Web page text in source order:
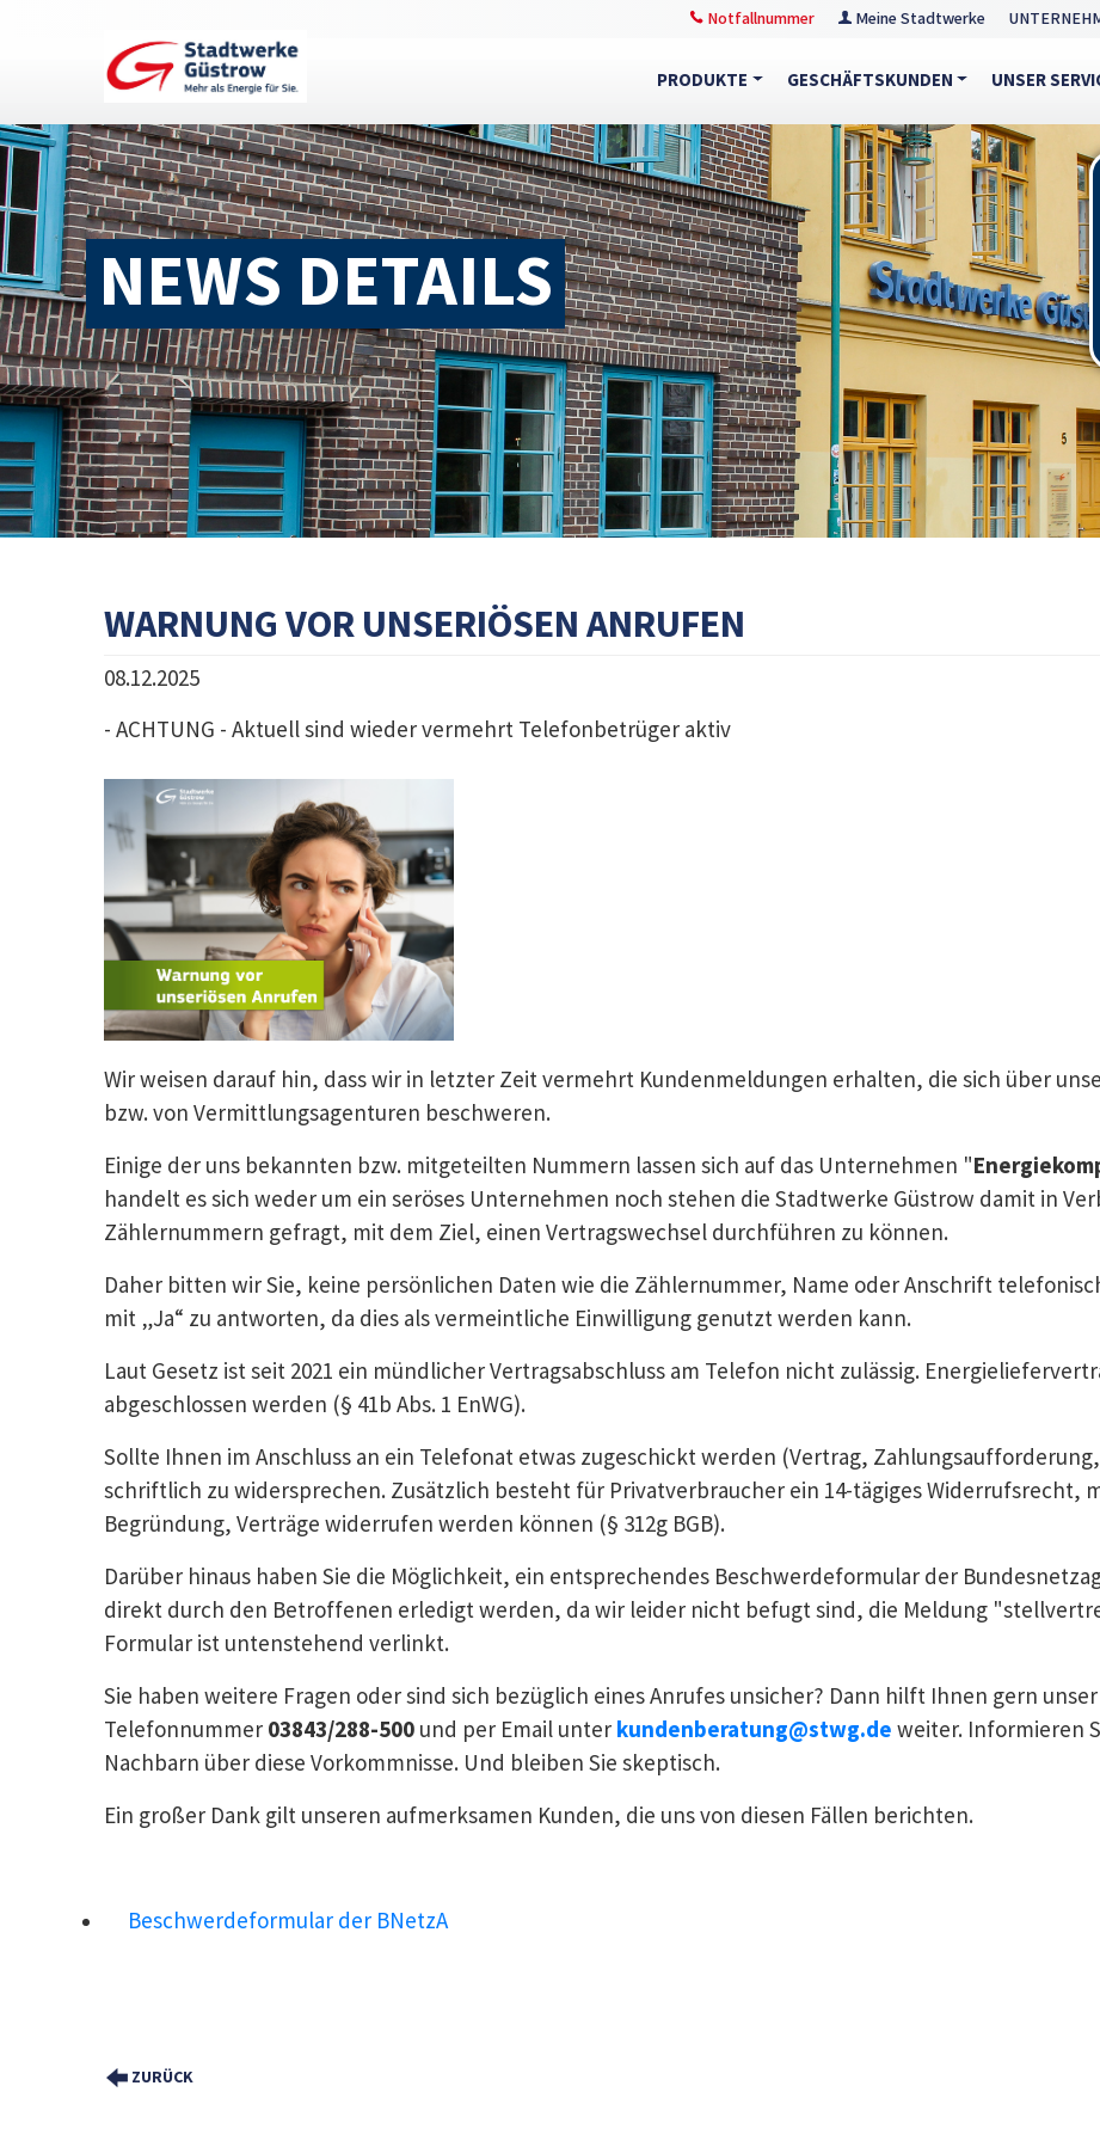
Notfallnummer Meine Stadtwerke
PRODUKTE GESCHÄFTSKUNDEN UNSER
NEWS DETAILS
WARNUNG VOR UNSERIÖSEN ANRUFEN
08.12.2025
- ACHTUNG - Aktuell sind wieder vermehrt Telefonbetrüger aktiv
Wir weisen darauf hin, dass wir in letzter Zeit vermehrt Kundenmeldungen erhalten, die sich über
bzw. von Vermittlungsagenturen beschweren.
Einige der uns bekannten bzw. mitgeteilten Nummern lassen sich auf das Unternehmen "
handelt es sich weder um ein seröses Unternehmen noch stehen die Stadtwerke Güstrow damit in
Zählernummern gefragt, mit dem Ziel, einen Vertragswechsel durchführen zu können.
Daher bitten wir Sie, keine persönlichen Daten wie die Zählernummer, Name oder Anschrift
mit „Ja“ zu antworten, da dies als vermeintliche Einwilligung genutzt werden kann.
Laut Gesetz ist seit 2021 ein mündlicher Vertragsabschluss am Telefon nicht zulässig.
abgeschlossen werden (§ 41b Abs. 1 EnWG).
Sollte Ihnen im Anschluss an ein Telefonat etwas zugeschickt werden (Vertrag,
schriftlich zu widersprechen. Zusätzlich besteht für Privatverbraucher ein 14-tägiges Widerrufsrecht,
Begründung, Verträge widerrufen werden können (§ 312g BGB).
Darüber hinaus haben Sie die Möglichkeit, ein entsprechendes Beschwerdeformular der
direkt durch den Betroffenen erledigt werden, da wir leider nicht befugt sind, die Meldung
Formular ist untenstehend verlinkt.
Sie haben weitere Fragen oder sind sich bezüglich eines Anrufes unsicher? Dann hilft Ihnen gern
Telefonnummer 03843/288-500 und per Email unter kundenberatung@stwg.de weiter. Informieren
Nachbarn über diese Vorkommnisse. Und bleiben Sie skeptisch.
Ein großer Dank gilt unseren aufmerksamen Kunden, die uns von diesen Fällen berichten.
Beschwerdeformular der BNetzA
ZURÜCK